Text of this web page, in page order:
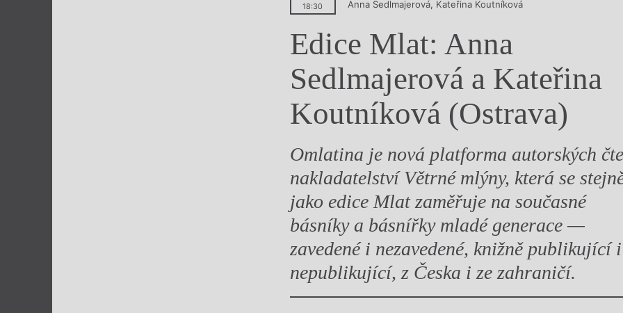
Výroční ceny
18:30 Anna Sedlmajerová, Kateřina Koutníková
Edice Mlat: Anna
Sedlmajerová a Kateřina
Koutníková (Ostrava)
Omlatina je nová platforma autorských
nakladatelství Větrné mlýny, která se
jako edice Mlat zaměřuje na současné
básníky a básnířky mladé generace —
zavedené i nezavedené, knižně publikující i
nepublikující, z Česka i ze zahraničí.